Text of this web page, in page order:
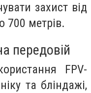
захист від
700 метрів.
передовій
FPV-
та бліндажі,